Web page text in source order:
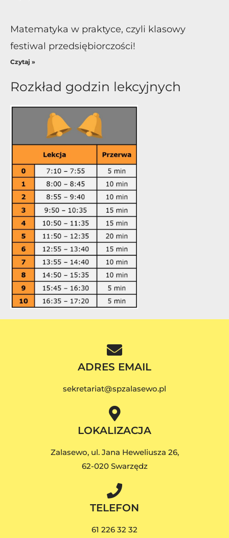
Matematyka w praktyce, czyli klasowy
festiwal przedsiębiorczości!
Czytaj »
Rozkład godzin lekcyjnych
ADRES EMAIL
sekretariat@spzalasewo.pl
LOKALIZACJA
Zalasewo, ul. Jana Heweliusza 26,
62-020 Swarzędz
TELEFON
61 226 32 32